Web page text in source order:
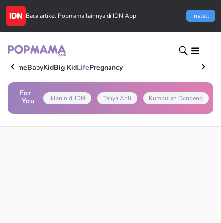
Baca artikel Popmama lainnya di IDN App Install
HomeBabyKidBig KidLifePregnancy
For
You
Iklanin di IDN Tanya Ahli Kumpulan Dongeng